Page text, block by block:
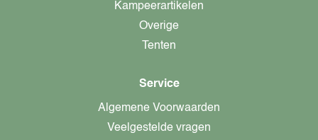
Kampeerartikelen
Overige
Tenten
Service
Algemene Voorwaarden
Veelgestelde vragen